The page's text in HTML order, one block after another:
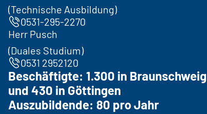
(Technische Ausbildung)
0531-295-2270
Herr Pusch
(Duales Studium)
0531 2952120
Beschäftigte: 1.300 in Braunschweig
und 430 in Göttingen
Auszubildende: 80 pro Jahr